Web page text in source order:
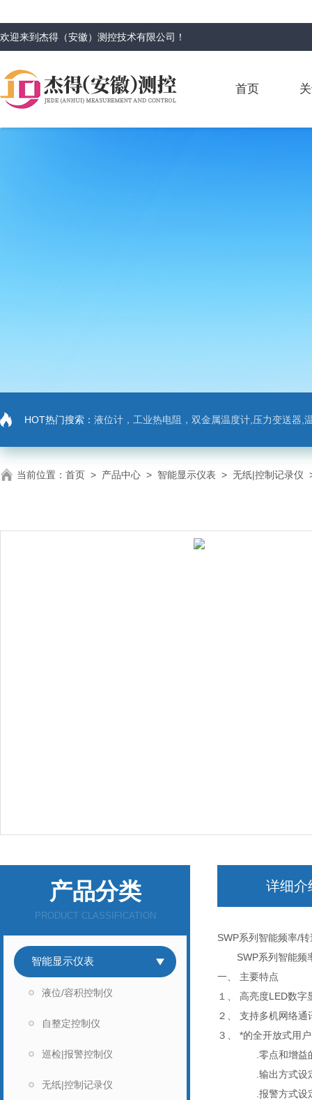
欢迎来到杰得（安徽）测控技术有限公司 ！
首页
HOT热门搜索： 液位计，工业热电阻，双金属温度计,压力变送器,
当前位置： 首页 > 产品中心 > 智能显示仪表 > 无纸|控制记录仪
产品分类
PRODUCT CLASSIFICATION
智能显示仪表
液位/容积控制仪
自整定控制仪
巡检|报警控制仪
无纸|控制记录仪
详细介
SWP系列智能频率/
SWP系列智能频率/
一、 主要特点
１、 高亮度LED数字
２、 支持多机网络
３、 *的全开放式用
.零点和增益的
.输出方式
.报警方式设